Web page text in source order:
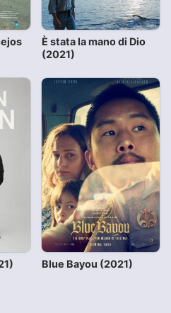
È stata la mano di Dio
(2021)
Blue Bayou (2021)